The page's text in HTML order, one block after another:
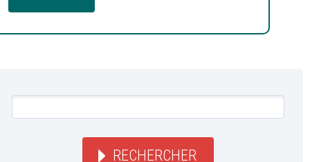
RECHERCHER